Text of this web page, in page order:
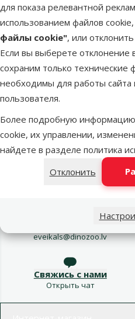
для показа релевантной
использованием файлов
файлы cookie", или
Если вы выберете отклонение
сохраним только технические
необходимы для работы сайта
пользователя.
Более подробную
cookie, их управлении,
найдете в разделе политика
Отклонить
DPD Pickup tīkls
LATVIJAS PASTS
eveikals@dinozoo.lv
Свяжись с нами
Открыть чат